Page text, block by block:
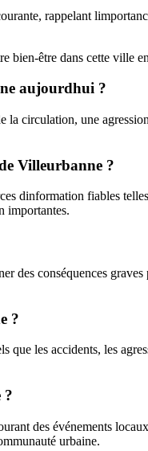
rappelant
bien-être dans cette ville
aujourdhui ?
circulation, une
Villeurbanne ?
dinformation fiables
importantes.
conséquences
?
les accidents, les
?
des événements
urbaine.